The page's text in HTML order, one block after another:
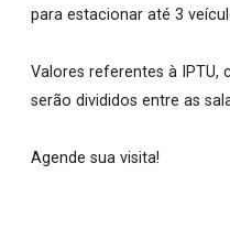
para estacionar até 3
Valores referentes à IPTU,
serão divididos entre as
Agende sua visita!